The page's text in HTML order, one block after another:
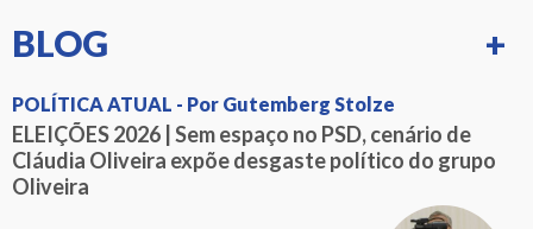
BLOG +
POLÍTICA ATUAL - Por Gutemberg Stolze
ELEIÇÕES 2026 | Sem espaço no PSD, cenário de
Cláudia Oliveira expõe desgaste político do grupo
Oliveira